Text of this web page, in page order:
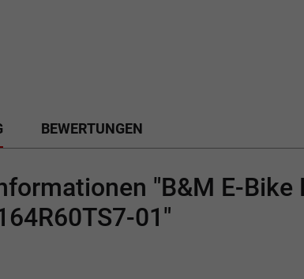
BEWERTUNGEN
"B&M E-Bike
01"